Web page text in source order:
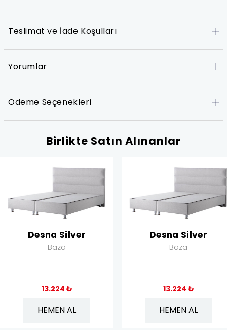
Teslimat ve İade Koşulları
Yorumlar
Ödeme Seçenekleri
Birlikte Satın Alınanlar
Desna Silver
Baza
13.224 ₺
HEMEN AL
Desna Silver
Baza
13.224 ₺
HEMEN AL